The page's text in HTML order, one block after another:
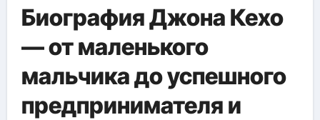
Биография Джона Кехо
— от маленького
мальчика до успешного
предпринимателя и